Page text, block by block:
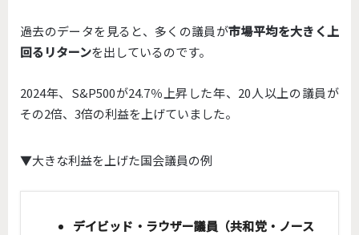
過去のデータを見ると、多くの議員が市場平均を大きく上
回るリターンを出しているのです。
2024年、S&P500が24.7％上昇した年、20人以上の議員が
その2倍、3倍の利益を上げていました。
▼大きな利益を上げた国会議員の例
デイビッド・ラウザー議員（共和党・ノース